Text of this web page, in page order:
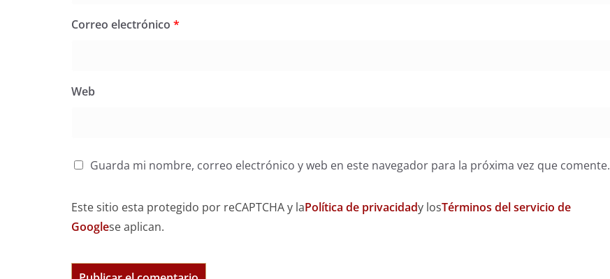
Correo electrónico *
Web
Guarda mi nombre, correo electrónico y web en este navegador para la próxima vez que comente.
Este sitio esta protegido por reCAPTCHA y laPolítica de privacidady losTérminos del servicio de
Googlese aplican.